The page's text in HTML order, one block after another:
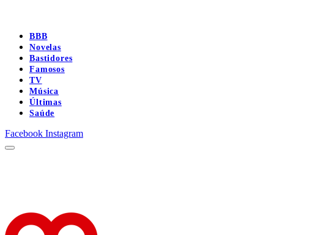
BBB
Novelas
Bastidores
Famosos
TV
Música
Últimas
Saúde
Facebook Instagram